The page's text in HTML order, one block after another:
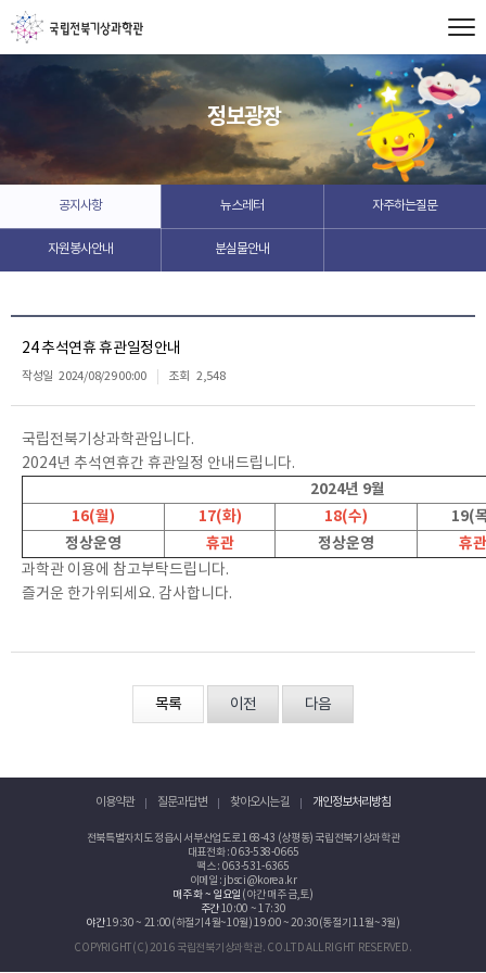
정보광장
공지사항 뉴스레터 자주하는질문
자원봉사안내 분실물안내
24 추석연휴 휴관일정안내
작성일 2024/08/29 00:00 조회 2,548
국립전북기상과학관입니다.
2024년 추석연휴간 휴관일정 안내드립니다.
2024년 9월
16(월)
17(화) 18(수)
19(
정상운영
휴관 정상운영 휴관
과학관 이용에 참고부탁드립니다.
즐거운 한가위되세요. 감사합니다.
목록 이전 다음
이용약관 질문과 답변 찾아오시는 길 개인정보처리방침
전북특별자치도 정읍시 서부산업도로 168-43 (상평동) 국립전북기상과학관
대표전화 : 063-538-0665
팩스 : 063-531-6365
이메일 : jbsci@korea.kr
매주 화 ~ 일요일 (야간 매주 금,토)
주간10:00 ~ 17:30
야간19:30 ~ 21:00(하절기 4월~10월) 19:00 ~ 20:30(동절기 11월~3월)
COPYRIGHT(C) 2016 국립전북기상과학관. CO.LTD ALL RIGHT RESERVED.